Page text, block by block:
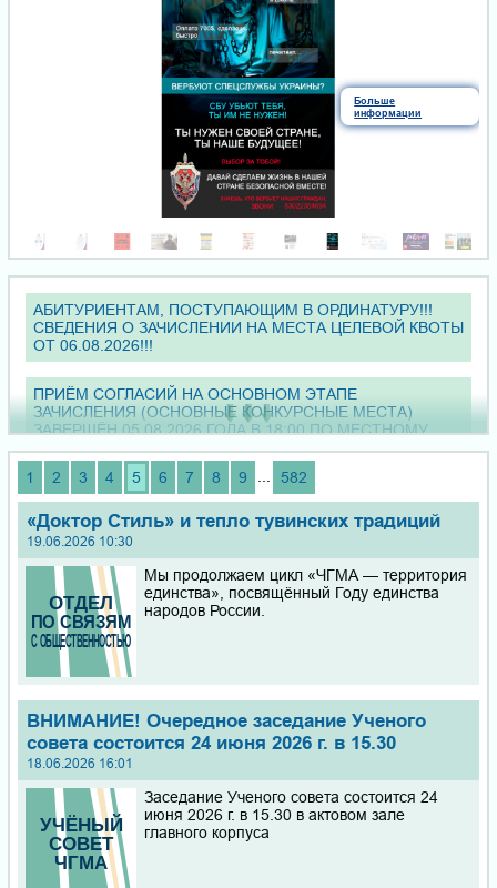
Больше
информации
АБИТУРИЕНТАМ, ПОСТУПАЮЩИМ В ОРДИНАТУРУ!!!
СВЕДЕНИЯ О ЗАЧИСЛЕНИИ НА МЕСТА ЦЕЛЕВОЙ КВОТЫ
ОТ 06.08.2026!!!
ПРИЁМ СОГЛАСИЙ НА ОСНОВНОМ ЭТАПЕ
ЗАЧИСЛЕНИЯ (ОСНОВНЫЕ КОНКУРСНЫЕ МЕСТА)
ЗАВЕРШЁН 05.08.2026 ГОДА В 18:00 ПО МЕСТНОМУ
ВРЕМЕНИ (+6 МСК)!!! ПРИКАЗ О ЗАЧИСЛЕНИИ БУДЕТ
ОПУБЛИКОВАН 07.08.2026 ГОДА СОГЛАСНО
ФЕДЕРАЛЬНОМУ ПОРЯДКУ ПРАВИЛ ПРИЁМА НА
ОБУЧЕНИЕ!!!
В период с 04 по 14 июля 2026 г. состоялась поездка
студенческой делегации ЧГМА в Цицикарский
медицинский университет
Уважаемые коллеги! Приглашаем Вас принять участие в
межрегиональной научно-практической конференции «V
СЪЕЗД ХИРУРГОВ ЗАБАЙКАЛЬСКОГО КРАЯ», 29 - 30
октября 2026 года в г. Чита
Справки для поступления в ординатуру и получения
дополнительных баллов за индивидуальные достижения,
такие как участие в добровольческой (волонтерской)
деятельности в сфере охраны здоровья, по учету
волонтерской деятельности, связанной с осуществлением
мероприятий по профилактике, лечению и диагностике
Ковида, а также характеристики по творческой и
общественной деятельности вы сможете получить в
Отделе по воспитательной работе и молодежной
1 2 3 4 5 6 7 8 9 582
«Доктор Стиль» и тепло тувинских традиций
19.06.2026 10:30
Мы продолжаем цикл «ЧГМА — территория
единства», посвящённый Году единства
народов России.
ВНИМАНИЕ! Очередное заседание Ученого
совета состоится 24 июня 2026 г. в 15.30
18.06.2026 16:01
Заседание Ученого совета состоится 24
июня 2026 г. в 15.30 в актовом зале
главного корпуса